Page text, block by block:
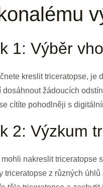
1: Výběr
kreslit triceratopse, je
dosáhnout žádoucích
cítíte pohodlněji s
2: Výzkum
nakreslit triceratopse
triceratopse z různých